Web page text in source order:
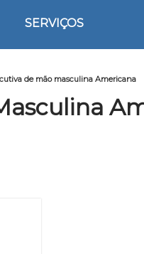
SERVIÇOS
de mão masculina Americana